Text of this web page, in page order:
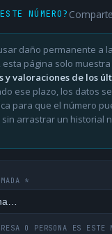
NÚMERO?
daño permanente a la
esta página solo muestra
y valoraciones de los
ese plazo, los datos
para que el número
arrastrar un historial
*
O PERSONA ES ESTE